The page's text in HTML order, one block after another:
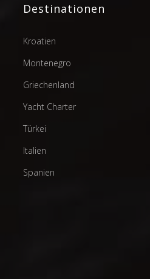
Destinationen
Kroatien
Montenegro
Griechenland
Yacht Charter
Türkei
Italien
Spanien